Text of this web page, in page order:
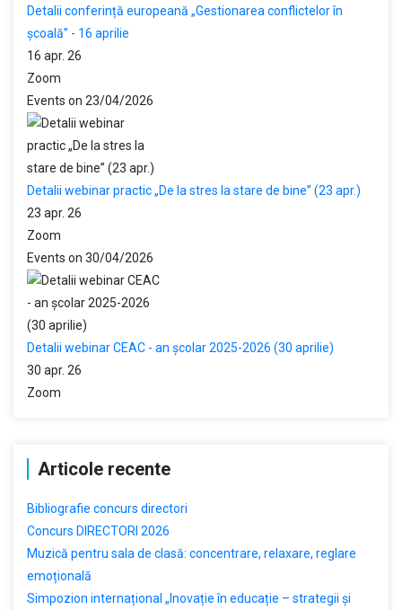
Detalii conferință europeană „Gestionarea conflictelor în
școală” - 16 aprilie
16 apr. 26
Zoom
Events on 23/04/2026
Detalii webinar practic „De la stres la stare de bine” (23 apr.)
23 apr. 26
Zoom
Events on 30/04/2026
Detalii webinar CEAC - an școlar 2025-2026 (30 aprilie)
30 apr. 26
Zoom
Articole recente
Bibliografie concurs directori
Concurs DIRECTORI 2026
Muzică pentru sala de clasă: concentrare, relaxare, reglare
emoțională
Simpozion internațional „Inovație în educație – strategii și